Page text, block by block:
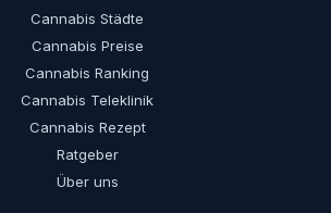
Cannabis Städte
Cannabis Preise
Cannabis Ranking
Cannabis Teleklinik
Cannabis Rezept
Ratgeber
Über uns